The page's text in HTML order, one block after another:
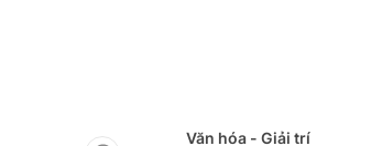
Văn hóa - Giải trí